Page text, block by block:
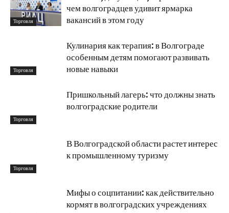
Торговля
чем волгоградцев удивит ярмарка
вакансий в этом году
Торговля
Кулинария как терапия: в Волгограде
особенным детям помогают развивать
новые навыки
Торговля
Пришкольный лагерь: что должны знать
волгоградские родители
Торговля
В Волгоградской области растет интерес
к промышленному туризму
Мифы о соцпитании: как действительно
кормят в волгоградских учреждениях